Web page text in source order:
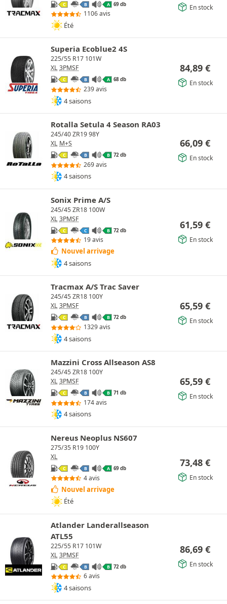
C B A 69 db
1106 avis
Été
En stock
Superia Ecoblue2 4S
225/55 R17 101W
XL 3PMSF
C B A 68 db
239 avis
4 saisons
84,89 €
En stock
Rotalla Setula 4 Season RA03
245/40 ZR19 98Y
XL M+S
C B B 72 db
269 avis
4 saisons
66,09 €
En stock
Sonix Prime A/S
245/45 ZR18 100W
XL 3PMSF
C C B 72 db
19 avis
Nouvel arrivage
4 saisons
61,59 €
En stock
Tracmax A/S Trac Saver
245/45 ZR18 100Y
XL 3PMSF
C B B 72 db
1329 avis
4 saisons
65,59 €
En stock
Mazzini Cross Allseason AS8
245/45 ZR18 100Y
XL 3PMSF
C B B 71 db
174 avis
4 saisons
65,59 €
En stock
Nereus Neoplus NS607
275/35 R19 100Y
XL
C B A 69 db
4 avis
Nouvel arrivage
Été
73,48 €
En stock
Atlander Landerallseason
ATL55
225/55 R17 101W
XL 3PMSF
C B B 72 db
6 avis
4 saisons
86,69 €
En stock